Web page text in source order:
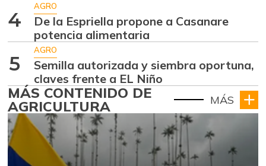
4
AGRO
De la Espriella propone a Casanare
potencia alimentaria
5
AGRO
Semilla autorizada y siembra oportuna,
claves frente a EL Niño
MÁS CONTENIDO DE
AGRICULTURA MÁS